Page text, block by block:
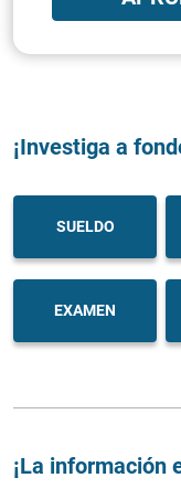
¡Investiga a
SUELDO
EXAMEN
¡La información